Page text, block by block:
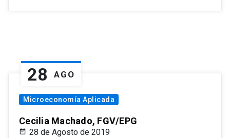
28 AGO
Microeconomía Aplicada
Cecilia Machado, FGV/EPG
28 de Agosto de 2019